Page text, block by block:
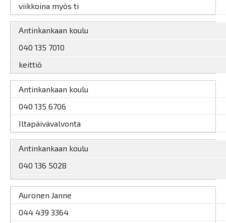
viikkoina myös ti
Antinkankaan koulu
040 135 7010
keittiö
Antinkankaan koulu
040 135 6706
Iltapäivävalvonta
Antinkankaan koulu
040 136 5028
Auronen Janne
044 439 3364